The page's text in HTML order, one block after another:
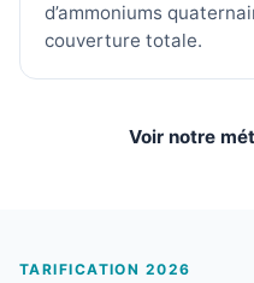
d’ammoniums
couverture totale.
Voir notre
TARIFICATION 2026